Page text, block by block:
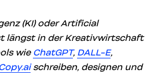
(KI) oder Artificial
längst in der Kreativwirtschaft
wie ChatGPT, DALL-E,
schreiben, designen und